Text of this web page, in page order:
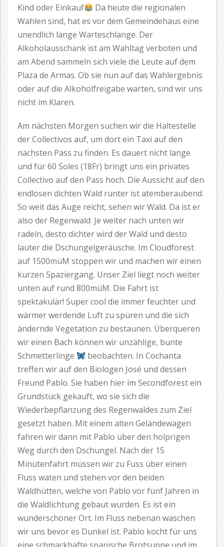
Kind oder Einkauf
Da heute die regionalen
Wahlen sind, hat es vor dem Gemeindehaus eine
unendlich lange Warteschlange. Der
Alkoholausschank ist am Wahltag verboten und
am Abend sammeln sich viele die Leute auf dem
Plaza de Armas. Ob sie nun auf das Wahlergebnis
oder auf die Alkoholfreigabe warten, sind wir uns
nicht im Klaren.
Am nächsten Morgen suchen wir die Haltestelle
der Collectivos auf, um dort ein Taxi auf den
nächsten Pass zu finden. Es dauert nicht lange
und für 60 Soles (18Fr) bringt uns ein privates
Collectivo auf den Pass hoch. Die Aussicht auf den
endlosen dichten Wald runter ist atemberaubend.
So weit das Auge reicht, sehen wir Wald. Da ist er
also der Regenwald. Je weiter nach unten wir
radeln, desto dichter wird der Wald und desto
lauter die Dschungelgeräusche. Im Cloudforest
auf 1500müM stoppen wir und machen wir einen
kurzen Spaziergang. Unser Ziel liegt noch weiter
unten auf rund 800müM. Die Fahrt ist
spektakulär! Super cool die immer feuchter und
wärmer werdende Luft zu spüren und die sich
ändernde Vegetation zu bestaunen. Überqueren
wir einen Bach können wir unzählige, bunte
Schmetterlinge
beobachten. In Cochanta
treffen wir auf den Biologen José und dessen
Freund Pablo. Sie haben hier im Secondforest ein
Grundstück gekauft, wo sie sich die
Wiederbepflanzung des Regenwaldes zum Ziel
gesetzt haben. Mit einem alten Geländewagen
fahren wir dann mit Pablo über den holprigen
Weg durch den Dschungel. Nach der 15
Minutenfahrt müssen wir zu Fuss über einen
Fluss waten und stehen vor den beiden
Waldhütten, welche von Pablo vor fünf Jahren in
die Waldlichtung gebaut wurden. Es ist ein
wunderschöner Ort. Im Fluss nebenan waschen
wir uns bevor es Dunkel ist. Pablo kocht für uns